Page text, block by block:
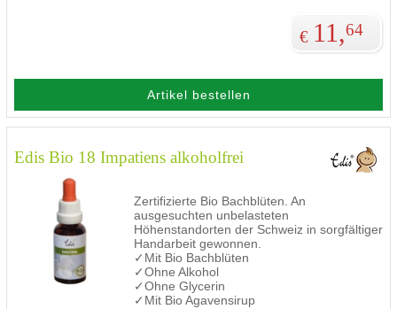
€ 11,64
Artikel bestellen
Edis Bio 18 Impatiens alkoholfrei
Zertifizierte Bio Bachblüten. An
ausgesuchten unbelasteten
Höhenstandorten der Schweiz in sorgfältiger
Handarbeit gewonnen.
✓Mit Bio Bachblüten
✓Ohne Alkohol
✓Ohne Glycerin
✓Mit Bio Agavensirup